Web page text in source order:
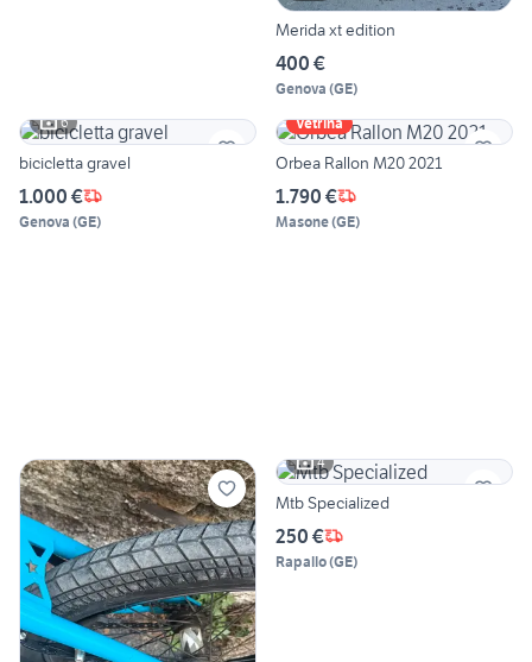
Merida xt edition
400 €
Genova (GE)
6
bicicletta gravel
1.000 €
Genova (GE)
Vetrina
Orbea Rallon M20 2021
1.790 €
Masone(GE)
4
Mtb Specialized
250 €
Rapallo(GE)